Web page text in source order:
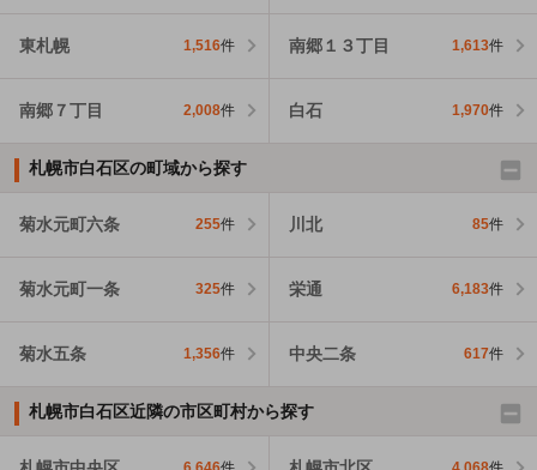
東札幌 1,516件 南郷１３丁目 1,613件
南郷７丁目 2,008件 白石 1,970件
札幌市白石区の町域から探す
菊水元町六条 255件 川北 85件
菊水元町一条 325件 栄通 6,183件
菊水五条 1,356件 中央二条 617件
札幌市白石区近隣の市区町村から探す